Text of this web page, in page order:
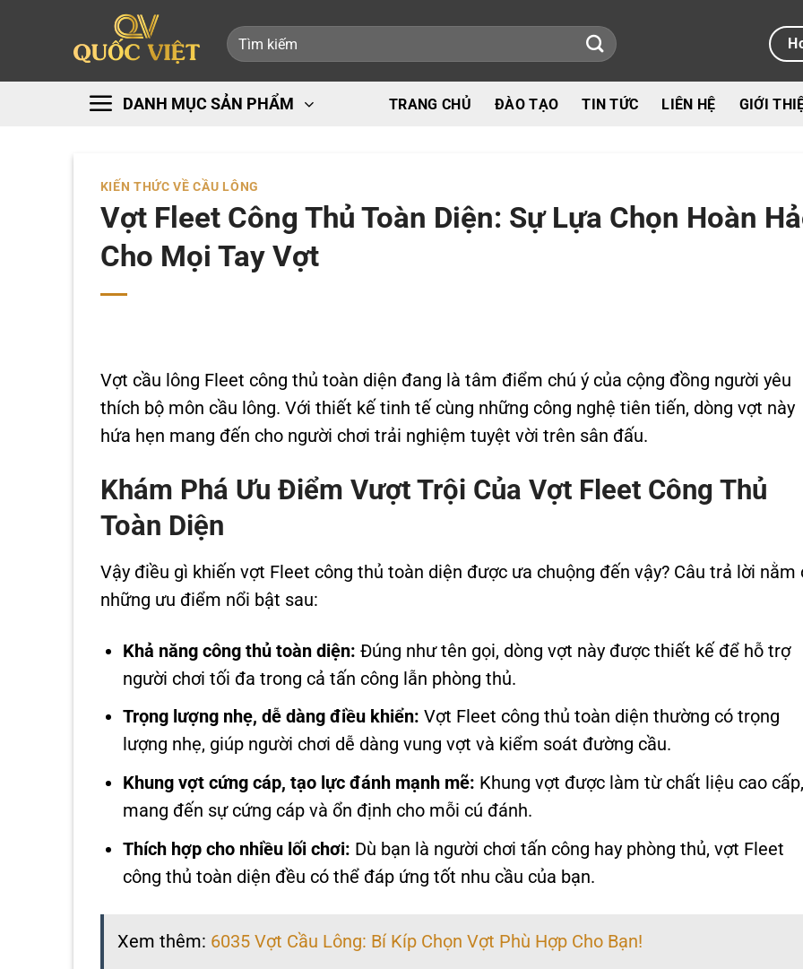
Tìm
kiếm:
DANH MỤC SẢN PHẨM TRANG CHỦ ĐÀO TẠO TIN TỨC LIÊN HỆ GIỚI
KIẾN THỨC VỀ CẦU LÔNG
Vợt Fleet Công Thủ Toàn Diện: Sự Lựa Chọn Hoàn
Cho Mọi Tay Vợt
Vợt cầu lông Fleet công thủ toàn diện đang là tâm điểm chú ý của cộng đồng người yêu
thích bộ môn cầu lông. Với thiết kế tinh tế cùng những công nghệ tiên tiến, dòng vợt này
hứa hẹn mang đến cho người chơi trải nghiệm tuyệt vời trên sân đấu.
Khám Phá Ưu Điểm Vượt Trội Của Vợt Fleet Công Thủ
Toàn Diện
Vậy điều gì khiến vợt Fleet công thủ toàn diện được ưa chuộng đến vậy? Câu trả lời nằm
những ưu điểm nổi bật sau:
Khả năng công thủ toàn diện: Đúng như tên gọi, dòng vợt này được thiết kế để hỗ trợ
người chơi tối đa trong cả tấn công lẫn phòng thủ.
Trọng lượng nhẹ, dễ dàng điều khiển: Vợt Fleet công thủ toàn diện thường có trọng
lượng nhẹ, giúp người chơi dễ dàng vung vợt và kiểm soát đường cầu.
Khung vợt cứng cáp, tạo lực đánh mạnh mẽ: Khung vợt được làm từ chất liệu cao
mang đến sự cứng cáp và ổn định cho mỗi cú đánh.
Thích hợp cho nhiều lối chơi: Dù bạn là người chơi tấn công hay phòng thủ, vợt Fleet
công thủ toàn diện đều có thể đáp ứng tốt nhu cầu của bạn.
Xem thêm: 6035 Vợt Cầu Lông: Bí Kíp Chọn Vợt Phù Hợp Cho Bạn!